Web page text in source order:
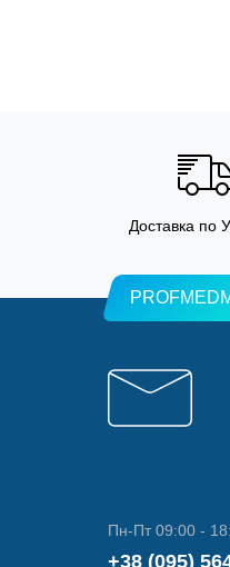
Доставка по
Пн-Пт 09:00 -
+38 (095)